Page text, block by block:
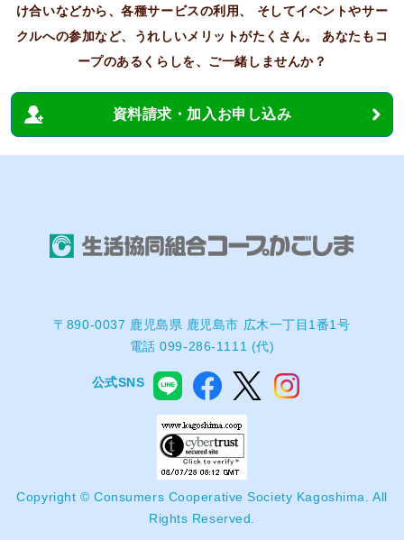
け合いなどから、各種サービスの利用、
そしてイベントやサー
クルへの参加など、うれしいメリットがたくさん。
あなたもコ
ープのあるくらしを、ご一緒しませんか？
資料請求・加入お申し込み
〒890-0037 鹿児島県 鹿児島市 広木一丁目1番1号
電話 099-286-1111 (代)
公式SNS
Copyright © Consumers Cooperative Society Kagoshima. All
Rights Reserved.